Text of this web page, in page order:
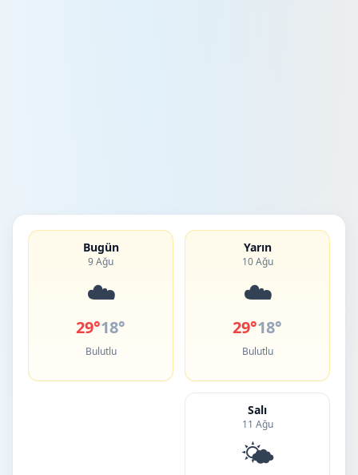
Bugün
9 Ağu
☁️
29°18°
Bulutlu
Yarın
10 Ağu
☁️
29°18°
Bulutlu
Salı
11 Ağu
🌤️